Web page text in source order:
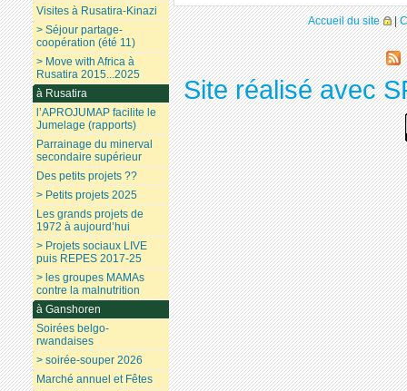
Visites à Rusatira-Kinazi
> Séjour partage-
coopération (été 11)
> Move with Africa à
Rusatira 2015...2025
à Rusatira
l’APROJUMAP facilite le
Jumelage (rapports)
Parrainage du minerval
secondaire supérieur
Des petits projets ??
> Petits projets 2025
Les grands projets de
1972 à aujourd’hui
> Projets sociaux LIVE
puis REPES 2017-25
> les groupes MAMAs
contre la malnutrition
à Ganshoren
Soirées belgo-
rwandaises
> soirée-souper 2026
Marché annuel et Fêtes
Accueil du site |
Site réalisé avec